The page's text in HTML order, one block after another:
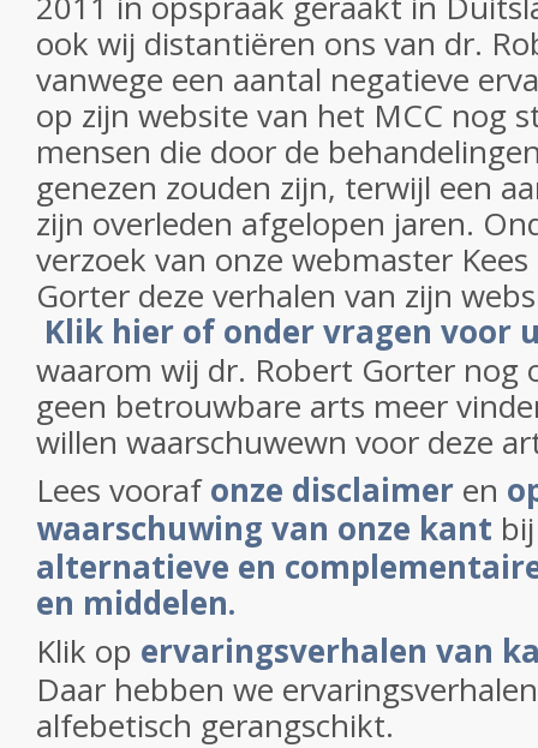
ook wij distantiëren ons van dr.
vanwege een aantal negatieve
op zijn website van het MCC nog
mensen die door de
genezen zouden zijn, terwijl een
zijn overleden afgelopen jaren.
verzoek van onze webmaster
Gorter deze verhalen van zijn
Klik hier of onder vragen voor
waarom wij dr. Robert Gorter nog
geen betrouwbare arts meer
willen waarschuwewn voor deze
Lees voorafonze disclaimer en
waarschuwing van onze kant
alternatieve en
en middelen.
Klik op ervaringsverhalen van
Daar hebben we
alfebetisch gerangschikt.